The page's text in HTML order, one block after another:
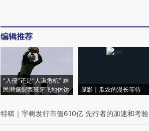
编辑推荐
“入侵”还是“人道危机” 难
民潮撕裂西班牙飞地休达
显影｜瓜农的漫长等待
特稿 ｜ 宇树发行市值610亿 先行者的加速和考验